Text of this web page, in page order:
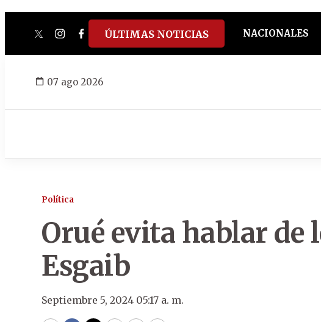
twitterinstagram
facebook
tiktokyoutube
spotify
ÚLTIMAS NOTICIAS NACIONALES
07 ago 2026
Política
Orué evita hablar de
Esgaib
Septiembre 5, 2024 05:17 a. m.